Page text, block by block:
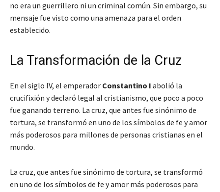
no era un guerrillero ni un criminal común. Sin embargo, su
mensaje fue visto como una amenaza para el orden
establecido.
La Transformación de la Cruz
En el siglo IV, el emperador Constantino I abolió la
crucifixión y declaró legal al cristianismo, que poco a poco
fue ganando terreno. La cruz, que antes fue sinónimo de
tortura, se transformó en uno de los símbolos de fe y amor
más poderosos para millones de personas cristianas en el
mundo.
La cruz, que antes fue sinónimo de tortura, se transformó
en uno de los símbolos de fe y amor más poderosos para